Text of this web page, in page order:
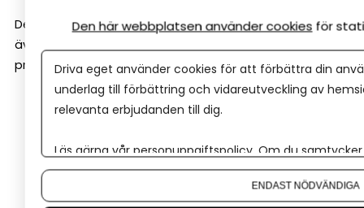
Det bokföringsprogram du väljer i början bör fungera
även när företaget växer. Det är därför bra om
programmet även kan hantera saker som:
löner
lager
fler användare
Den här webbplatsen använder cookies för
Driva eget använder cookies för att förbättra din
underlag till förbättring och vidareutveckling av
relevanta erbjudanden till dig.
Läs gärna vår personuppgiftspolicy. Om du
Om du vill ändra ditt val i efterhand hittar du den
ENDAST NÖDVÄNDIGA